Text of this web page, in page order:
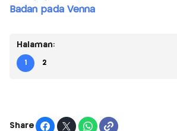
Badan pada Venna
Halaman:
1 2
Share